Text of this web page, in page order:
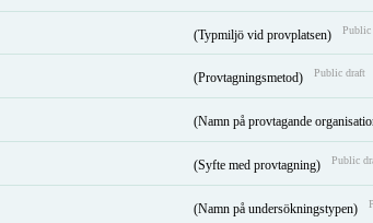
(Typmiljö vid provplatsen) Public
(Provtagningsmetod) Public draft
(Namn på provtagande
(Syfte med provtagning) Public
(Namn på undersökningstypen)